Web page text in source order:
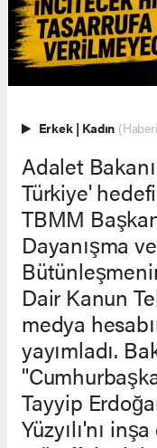
Erkek | Kadın
Adalet
Türkiye'
TBMM
Dayanışma
Dair Kanun
medya
yayımladı.
Tayyip
Yüzyılı'nı